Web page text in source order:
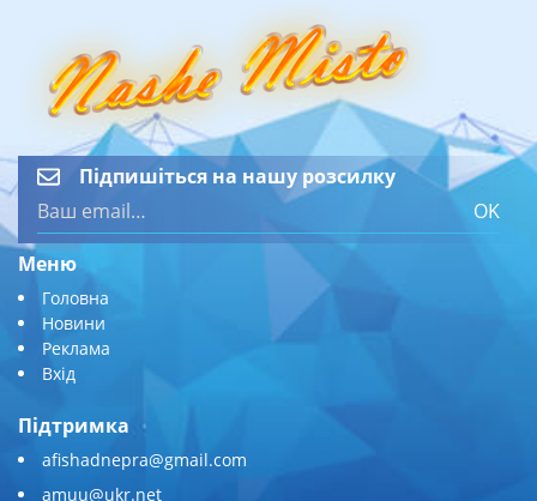
Підпишіться на нашу розсилку
OK
Меню
Головна
Новини
Реклама
Вхід
Підтримка
afishadnepra@gmail.com
amuu@ukr.net